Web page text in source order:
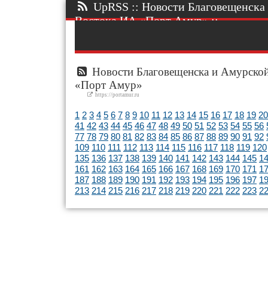
UpRSS :: Новости
Востока ИА «Порт Амур» ::.
Новости Благовещенска и
«Порт Амур»
https://portamur.ru
1 2 3 4 5 6 7 8 9 10 11 12 13 14 15 16 17 18 19 20
41 42 43 44 45 46 47 48 49 50 51 52 53 54 55 56
77 78 79 80 81 82 83 84 85 86 87 88 89 90 91 92
109 110 111 112 113 114 115 116 117 118 119 120
135 136 137 138 139 140 141 142 143 144 145
161 162 163 164 165 166 167 168 169 170 171
187 188 189 190 191 192 193 194 195 196 197
213 214 215 216 217 218 219 220 221 222 223